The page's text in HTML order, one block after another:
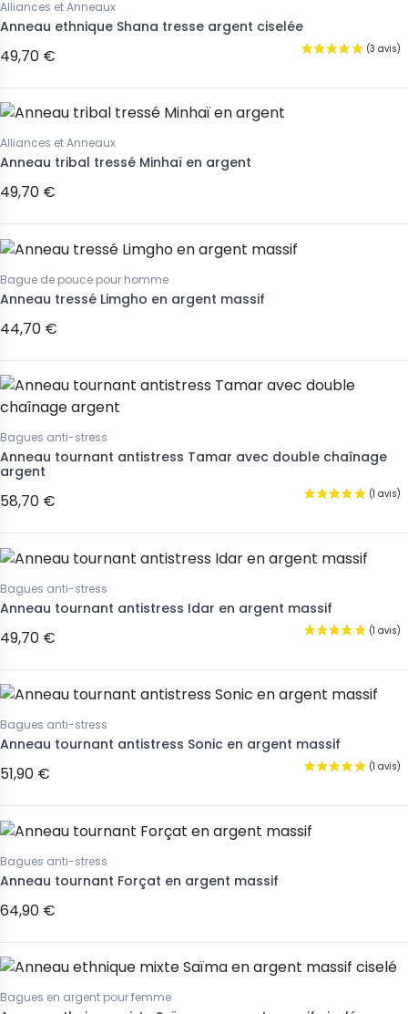
Alliances et Anneaux
Anneau ethnique Shana tresse argent ciselée
49,70 €
Alliances et Anneaux
Anneau tribal tressé Minhaï en argent
49,70 €
Bague de pouce pour homme
Anneau tressé Limgho en argent massif
44,70 €
Bagues anti-stress
Anneau tournant antistress Tamar avec double chaînage
argent
58,70 €
Bagues anti-stress
Anneau tournant antistress Idar en argent massif
49,70 €
Bagues anti-stress
Anneau tournant antistress Sonic en argent massif
51,90 €
Bagues anti-stress
Anneau tournant Forçat en argent massif
64,90 €
Bagues en argent pour femme